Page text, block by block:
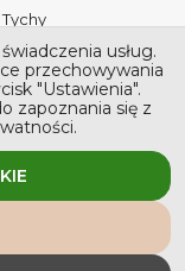
Tychy
Płock
Ruda Śląska
Kalisz
usług.
przechowywania
"Ustawienia".
zapoznania się z